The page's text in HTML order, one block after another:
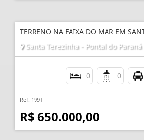
TERRENO NA FAIXA DO MAR EM
Santa Terezinha - Pontal do Paraná
0 0
Ref. 199T
R$ 650.000,00